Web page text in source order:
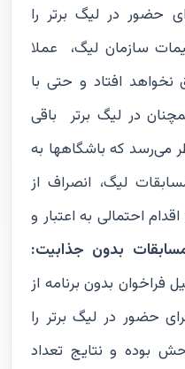
حضور در لیگ برتر را
سازمان لیگ، عملا
نخواهد افتاد و حتی با
در لیگ برتر باقی
می‌رسد که باشگاهها به
لیگ، انصراف از
احتمالی به اعتبار و
فراخوان بدون برنامه از
حضور در لیگ برتر را
بوده و نتایج تعداد